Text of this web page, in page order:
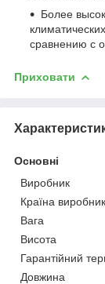
Более
сравнению с
Приховати
Основні
Виробник
Країна виробник
Вага
Висота
Гарантійний
Довжина